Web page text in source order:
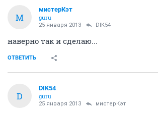
М
мистерКэт
guru
25 января 2013 DIK54
наверно так и сделаю...
ОТВЕТИТЬ
D
DIK54
guru
25 января 2013 мистерКэт